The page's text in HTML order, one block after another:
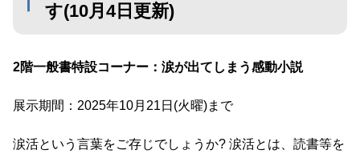
す(10月4日更新)
2階一般書特設コーナー：涙が出てしまう感動小説
展示期間：2025年10月21日(火曜)まで
涙活という言葉をご存じでしょうか? 涙活とは、読書等を